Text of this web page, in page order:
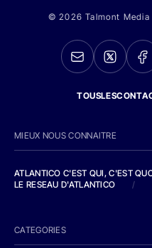
© 2026 Talmont
MIEUX NOUS CONNAITRE
ATLANTICO C'EST QUI, C'EST
LE RESEAU D'ATLANTICO
/
CATEGORIES